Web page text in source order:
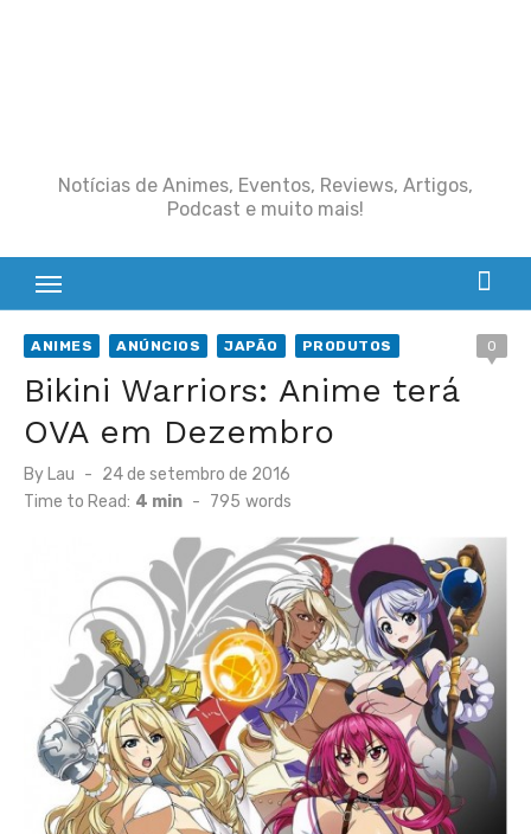
Notícias de Animes, Eventos, Reviews, Artigos,
Podcast e muito mais!
ANIMES ANÚNCIOS JAPÃO PRODUTOS 0
Bikini Warriors: Anime terá
OVA em Dezembro
By Lau
Posted
on
24 de setembro de 2016
Time to Read: 4 min - 795 words